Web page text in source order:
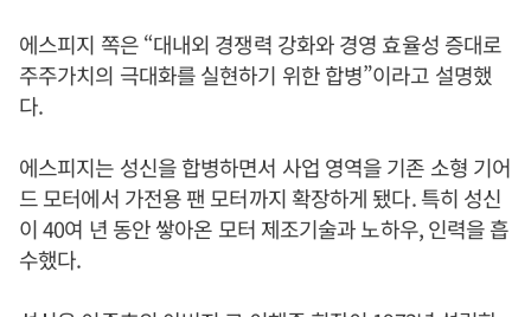
에스피지 쪽은 “대내외 경쟁력 강화와 경영 효율성 증대로
주주가치의 극대화를 실현하기 위한 합병”이라고 설명했
다.
에스피지는 성신을 합병하면서 사업 영역을 기존 소형 기어
드 모터에서 가전용 팬 모터까지 확장하게 됐다. 특히 성신
이 40여 년 동안 쌓아온 모터 제조기술과 노하우, 인력을 흡
수했다.